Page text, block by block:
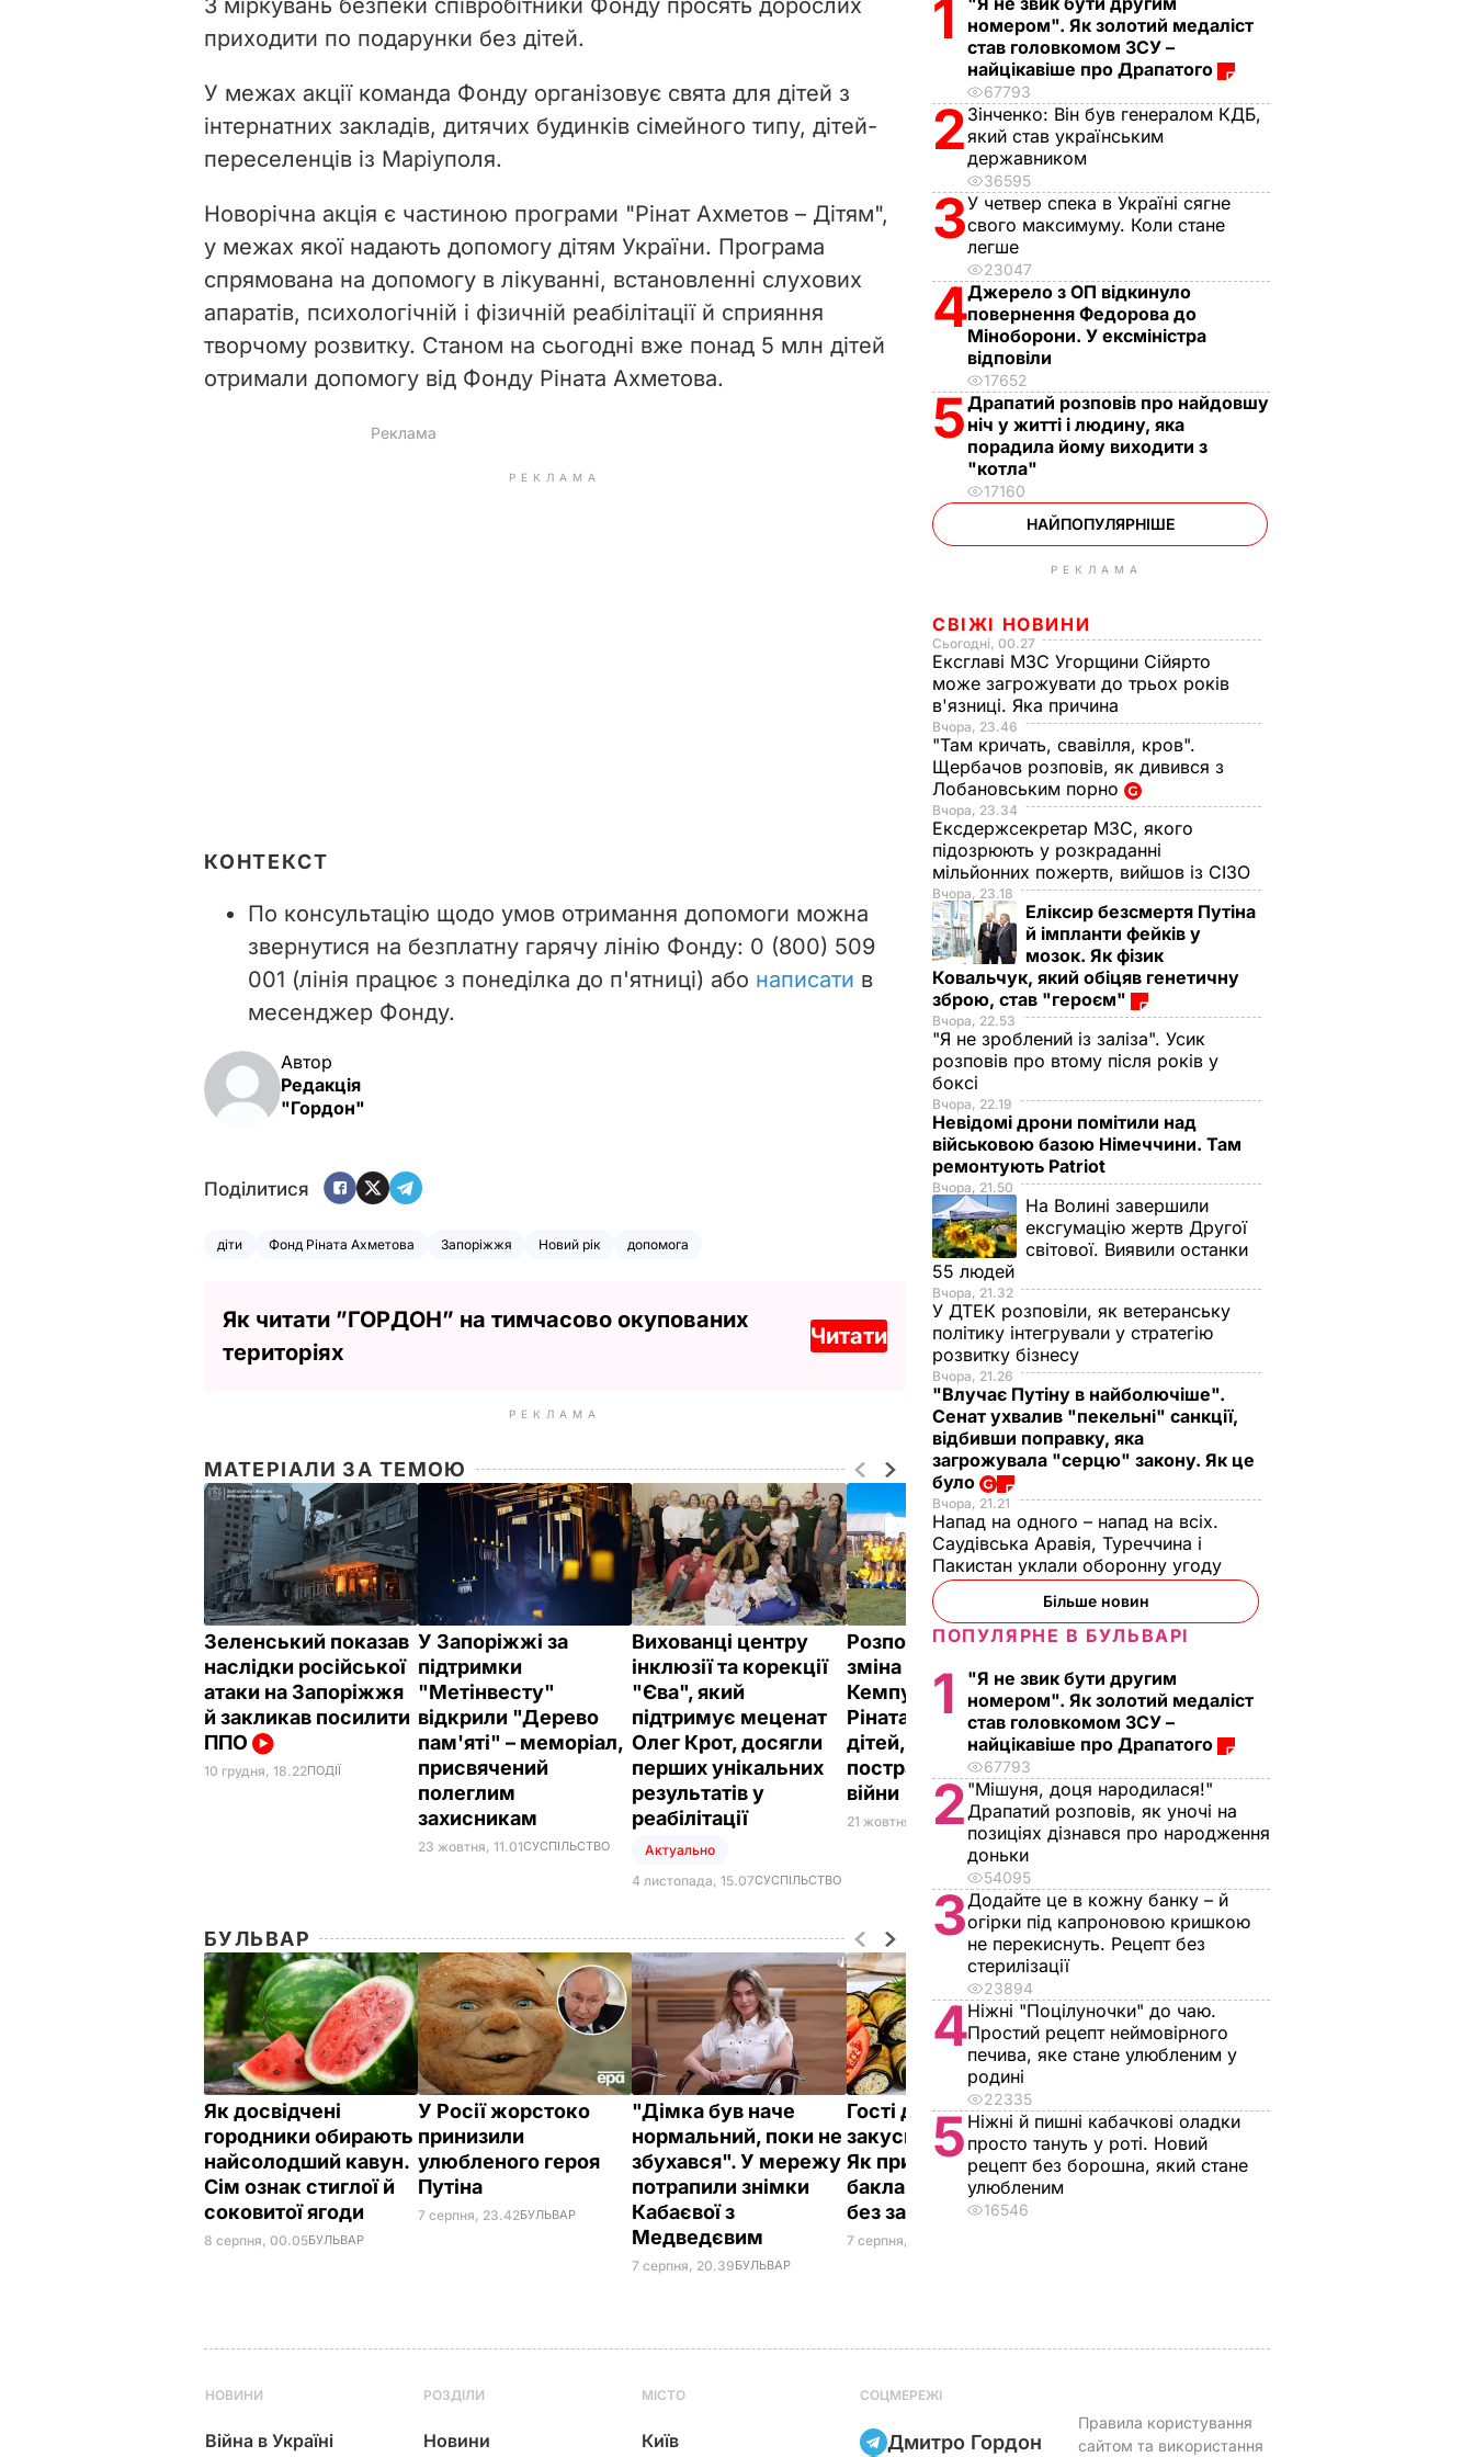
i
d
e
приходити по подарунки без дітей.
У межах акції команда Фонду організовує свята для дітей з
інтернатних закладів, дитячих будинків сімейного типу, дітей-
переселенців із Маріуполя.
Новорічна акція є частиною програми "Рінат Ахметов – Дітям",
у межах якої надають допомогу дітям України. Програма
спрямована на допомогу в лікуванні, встановленні слухових
апаратів, психологічній і фізичній реабілітації й сприяння
творчому розвитку. Станом на сьогодні вже понад 5 млн дітей
отримали допомогу від Фонду Ріната Ахметова.
РЕКЛАМА
КОНТЕКСТ
По консультацію щодо умов отримання допомоги можна
звернутися на безплатну гарячу лінію Фонду: 0 (800) 509
001 (лінія працює з понеділка до п'ятниці) або написати в
месенджер Фонду.
Автор
Редакція
"Гордон"
Поділитися
діти Фонд Ріната Ахметова Запоріжжя Новий рік допомога
Як читати ”ГОРДОН” на тимчасово окупованих
територіях
Читати
РЕКЛАМА
МАТЕРІАЛИ ЗА ТЕМОЮ
Зеленський показав
наслідки російської
атаки на Запоріжжя
й закликав посилити
ППО
10 грудня, 18.22ПОДІЇ
У Запоріжжі за
підтримки
"Метінвесту"
відкрили "Дерево
пам'яті" – меморіал,
присвячений
полеглим
захисникам
23 жовтня, 11.01СУСПІЛЬСТВО
Вихованці центру
інклюзії та корекції
"Єва", який
підтримує меценат
Олег Крот, досягли
перших унікальних
результатів у
реабілітації
Актуально
4 листопада, 15.07СУСПІЛЬСТВО
Розпочалася осіння
зміна "Блогер
Кемпу" від Фонду
Ріната Ахметова для
дітей, які
постраждали від
війни
21 жовтня, 12.19СУСПІЛЬСТВО
БУЛЬВАР
Як досвідчені
городники обирають
найсолодший кавун.
Сім ознак стиглої й
соковитої ягоди
8 серпня, 00.05БУЛЬВАР
У Росії жорстоко
принизили
улюбленого героя
Путіна
7 серпня, 23.42БУЛЬВАР
"Дімка був наче
нормальний, поки не
збухався". У мережу
потрапили знімки
Кабаєвої з
Медведєвим
7 серпня, 20.39БУЛЬВАР
Гості думають, що це
закуска з ресторану.
Як приготувати ніжні
баклажанні рулетики
без зайвого жиру
7 серпня, 20.16
"Нічого нав'язувати
не буду". Драпатий
розповів, яку
професію обрав його
1
номером". Як золотий медаліст
став головкомом ЗСУ –
найцікавіше про Драпатого
67793
2 Зінченко: Він був генералом КДБ,
який став українським
державником
36595
3У четвер спека в Україні сягне
свого максимуму. Коли стане
легше
23047
4Джерело з ОП відкинуло
повернення Федорова до
Міноборони. У ексміністра
відповіли
17652
5Драпатий розповів про найдовшу
ніч у житті і людину, яка
порадила йому виходити з
"котла"
17160
НАЙПОПУЛЯРНІШЕ
РЕКЛАМА
СВІЖІ НОВИНИ
Сьогодні, 00.27
Ексглаві МЗС Угорщини Сійярто
може загрожувати до трьох років
в'язниці. Яка причина
Вчора, 23.46
"Там кричать, свавілля, кров".
Щербачов розповів, як дивився з
Лобановським порно
Вчора, 23.34
Ексдержсекретар МЗС, якого
підозрюють у розкраданні
мільйонних пожертв, вийшов із СІЗО
Вчора, 23.18
Еліксир безсмертя Путіна
й імпланти фейків у
мозок. Як фізик
Ковальчук, який обіцяв генетичну
зброю, став "героєм"
Вчора, 22.53
"Я не зроблений із заліза". Усик
розповів про втому після років у
боксі
Вчора, 22.19
Невідомі дрони помітили над
військовою базою Німеччини. Там
ремонтують Patriot
Вчора, 21.50
На Волині завершили
ексгумацію жертв Другої
світової. Виявили останки
55 людей
Вчора, 21.32
У ДТЕК розповіли, як ветеранську
політику інтегрували у стратегію
розвитку бізнесу
Вчора, 21.26
"Влучає Путіну в найболючіше".
Сенат ухвалив "пекельні" санкції,
відбивши поправку, яка
загрожувала "серцю" закону. Як це
було
Вчора, 21.21
Напад на одного – напад на всіх.
Саудівська Аравія, Туреччина і
Пакистан уклали оборонну угоду
Більше новин
ПОПУЛЯРНЕ В БУЛЬВАРІ
1
"Я не звик бути другим
номером". Як золотий медаліст
став головкомом ЗСУ –
найцікавіше про Драпатого
67793
2 "Мішуня, доця народилася!"
Драпатий розповів, як уночі на
позиціях дізнався про народження
доньки
54095
3Додайте це в кожну банку – й
огірки під капроновою кришкою
не перекиснуть. Рецепт без
стерилізації
23894
4Ніжні "Поцілуночки" до чаю.
Простий рецепт неймовірного
печива, яке стане улюбленим у
родині
22335
5 Ніжні й пишні кабачкові оладки
просто тануть у роті. Новий
рецепт без борошна, який стане
улюбленим
16546
НОВИНИ
Війна в Україні
РОЗДІЛИ
Новини
МІСТО
Київ
СОЦМЕРЕЖІ
Дмитро Гордон
Правила користування
сайтом та використання